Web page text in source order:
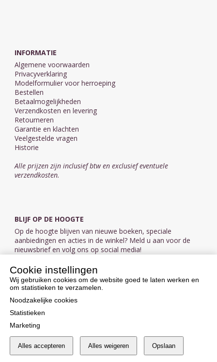
INFORMATIE
Algemene voorwaarden
Privacyverklaring
Modelformulier voor herroeping
Bestellen
Betaalmogelijkheden
Verzendkosten en levering
Retourneren
Garantie en klachten
Veelgestelde vragen
Historie
Alle prijzen zijn inclusief btw en exclusief eventuele
verzendkosten.
BLIJF OP DE HOOGTE
Op de hoogte blijven van nieuwe boeken, speciale
aanbiedingen en acties in de winkel? Meld u aan voor de
nieuwsbrief en volg ons op social media!
Aanmelden nieuwsbrief
VOLG ONS OP SOCIAL MEDIA
Cookie instellingen
Cookie instellingen
Wij gebruiken cookies om de website goed te laten werken en
om statistieken te verzamelen.
Noodzakelijke cookies
Statistieken
Marketing
Alles accepteren Alles weigeren Opslaan